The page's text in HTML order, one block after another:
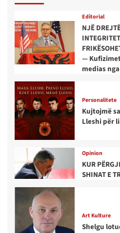
Editorial
NJË
—
medias
Personalitete
Kujtojmë
Lleshi për
Opinion
KUR
SHINAT E
Art Kulture
Shelgu